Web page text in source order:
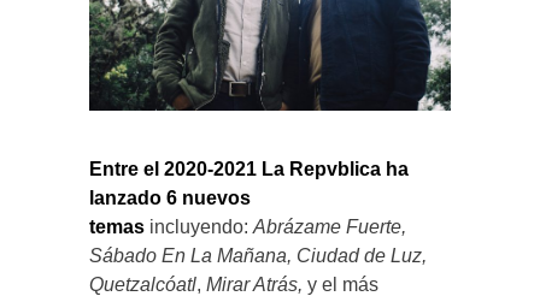
Entre el 2020-2021 La Repvblica ha
lanzado 6 nuevos
temas incluyendo: Abrázame Fuerte,
Sábado En La Mañana, Ciudad de Luz,
Quetzalcóatl, Mirar Atrás, y el más